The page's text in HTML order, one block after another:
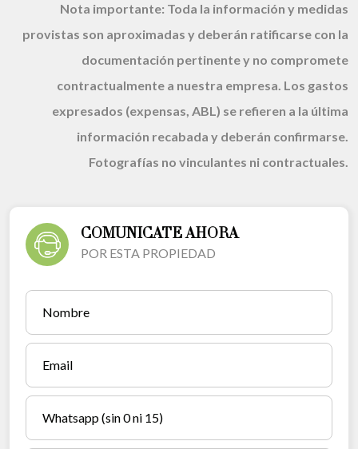
Nota importante: Toda la información y medidas
provistas son aproximadas y deberán ratificarse con la
documentación pertinente y no compromete
contractualmente a nuestra empresa. Los gastos
expresados (expensas, ABL) se refieren a la última
información recabada y deberán confirmarse.
Fotografías no vinculantes ni contractuales.
COMUNICATE AHORA
POR ESTA PROPIEDAD